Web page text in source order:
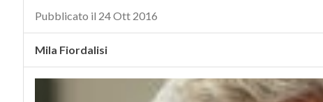
Pubblicato il 24 Ott 2016
Mila Fiordalisi